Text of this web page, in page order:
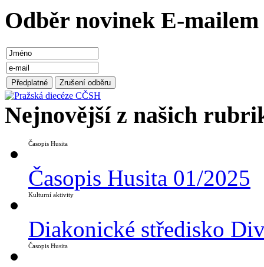
Odběr novinek E-mailem
Nejnovější z našich
Časopis Husita
Časopis Husita 01/2025
Kulturní aktivity
Diakonické středisko
Časopis Husita